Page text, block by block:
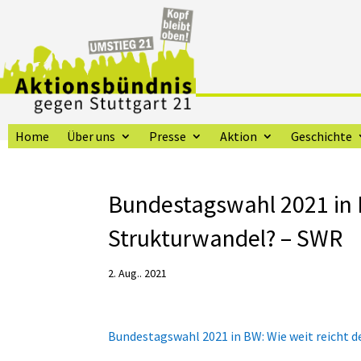
Home Über uns Presse Aktion Geschichte
Bundestagswahl 2021
Strukturwandel? – SWR
2. Aug.. 2021
Bundestagswahl 2021 in BW: Wie weit reicht